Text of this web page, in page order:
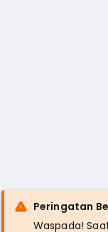
Peringatan
Waspada!